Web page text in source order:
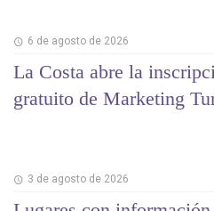
6 de agosto de 2026
La Costa abre la
gratuito de Marketing
3 de agosto de 2026